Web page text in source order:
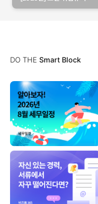
DO THE Smart Block